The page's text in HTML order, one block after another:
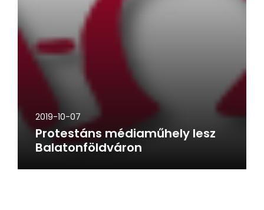
2019-10-07
Protestáns médiaműhely lesz
Balatonföldváron